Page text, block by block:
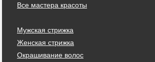
Все мастера красоты
Мужская стрижка
Женская стрижка
Окрашивание волос